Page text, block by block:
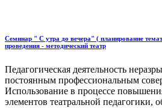
Семинар " С утра до вечера" ( планирование
проведения - методический театр
Педагогическая деятельность
постоянным профессиональным
Использование в процессе
элементов театральной педагогики,